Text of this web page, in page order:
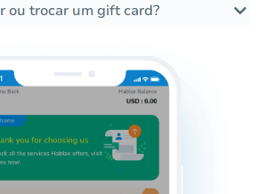
ou trocar um gift card?